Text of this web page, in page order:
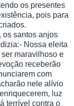
os presentes
pois para
os santos anjos
Nossa eleita
maravilhoso e
receberão
com
nele alívio
luz
terrível contra o